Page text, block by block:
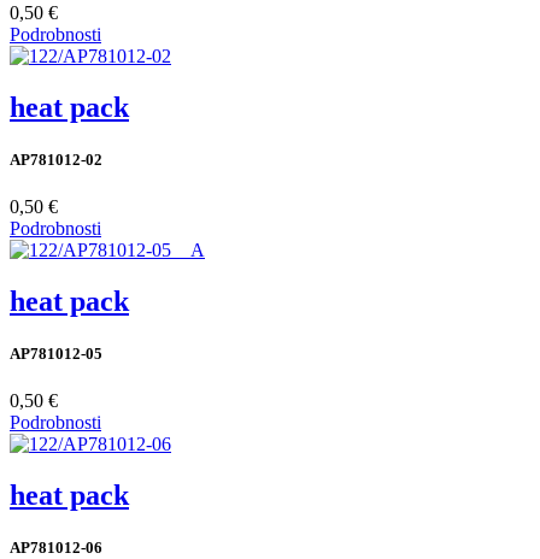
0,50 €
Podrobnosti
heat pack
AP781012-02
0,50 €
Podrobnosti
heat pack
AP781012-05
0,50 €
Podrobnosti
heat pack
AP781012-06